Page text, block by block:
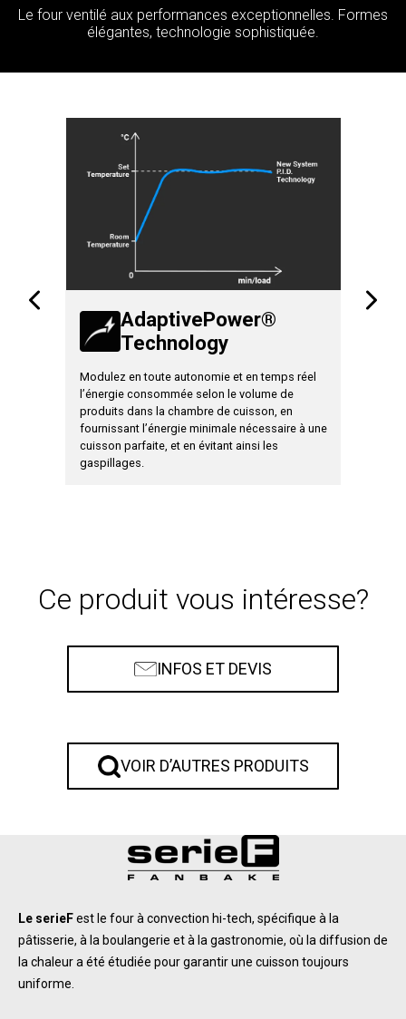
Le four ventilé aux performances exceptionnelles. Formes
élégantes, technologie sophistiquée.
AdaptivePower®
Technology
Modulez en toute autonomie et en temps réel
l’énergie consommée selon le volume de
produits dans la chambre de cuisson, en
fournissant l’énergie minimale nécessaire à une
cuisson parfaite, et en évitant ainsi les
gaspillages.
Ce produit vous intéresse?
INFOS ET DEVIS
VOIR D’AUTRES PRODUITS
Le serieFest le four à convection hi-tech, spécifique à la
pâtisserie, à la boulangerie et à la gastronomie, où la diffusion de
la chaleur a été étudiée pour garantir une cuisson toujours
uniforme.